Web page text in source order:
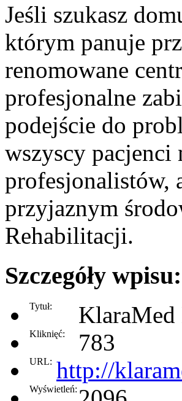
Jeśli szukasz
którym panuje
renomowane
profesjonalne
podejście do
wszyscy pacjenci
profesjonalistów,
przyjaznym
Rehabilitacji.
Szczegóły wpisu:
Tytuł: KlaraMed
Kliknięć: 783
URL: http://
Wyświetleń: